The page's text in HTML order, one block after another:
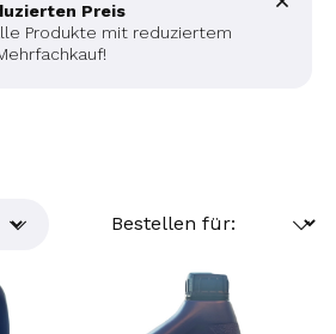
Preis
Produkte mit reduziertem